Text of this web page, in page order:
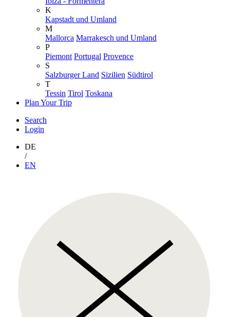
K
Kapstadt und Umland
M
Mallorca Marrakesch und Umland
P
Piemont Portugal Provence
S
Salzburger Land Sizilien Südtirol
T
Tessin Tirol Toskana
Plan Your Trip
Search
Login
DE
/
EN